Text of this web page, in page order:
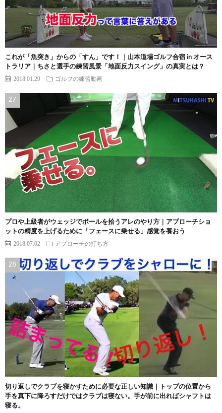
これが「魚突き」からの「すん」です！｜山本道場ゴルフ合宿 in オース
トラリア｜ちさと選手の練習風景「地面反力スイング」の真実とは？
2018.01.29 ゴルフの練習動画
プロや上級者がウェッジでボールを拾うアレのやり方｜アプローチショ
ットの精度を上げるために「フェースに乗せる」感覚を養おう
2018.07.02 アプローチの打ち方
切り返しでクラブを寝かすために必要な正しい知識｜トップの位置から
手を真下に降ろすだけではクラブは寝ない。手が前に出ればシャフトは
寝る。